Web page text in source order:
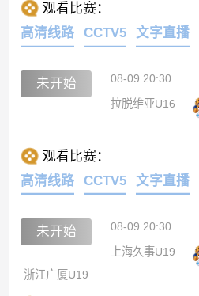
观看比赛：
高清线路
CCTV5 文字直播
未开始 08-09 20:30
拉脱维亚U16
观看比赛：
高清线路
CCTV5 文字直播
未开始 08-09 20:30
上海久事U19
浙江广厦U19